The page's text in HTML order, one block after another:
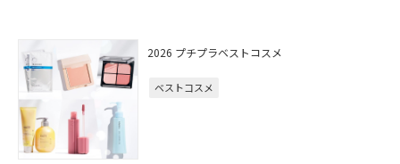
2026 プチプラベストコスメ
ベストコスメ